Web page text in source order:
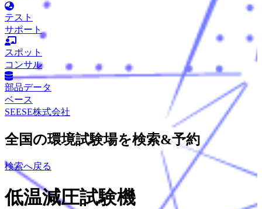
テスト
サポート
スポット
コンサル
部品データ
ベース
SEESE株式会社
全国の環境試験場を検索&予約
検索へ戻る
低温減圧試験機